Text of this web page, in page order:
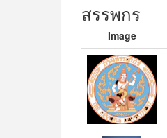
สรรพกร
Image